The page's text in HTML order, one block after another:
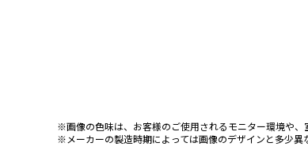
※画像の色味は、お客様のご使用されるモニター環境や、
※メーカーの製造時期によっては画像のデザインと多少異